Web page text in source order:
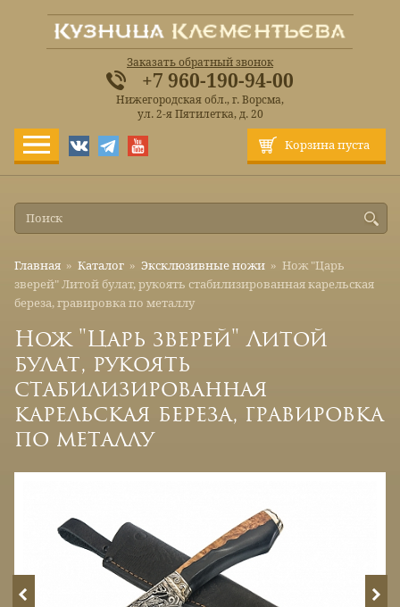
Корзина пуста
Заказать обратный звонок
+7 960-190-94-00
Нижегородская обл., г. Ворсма,
ул. 2-я Пятилетка, д. 20
Главная » Каталог » Эксклюзивные ножи » Нож "Царь
зверей" Литой булат, рукоять стабилизированная карельская
береза, гравировка по металлу
Нож "Царь зверей" Литой
булат, рукоять
стабилизированная
карельская береза, гравировка
по металлу